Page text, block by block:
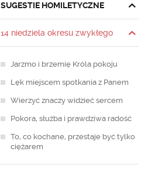
SUGESTIE HOMILETYCZNE
14 niedziela okresu zwykłego
Jarzmo i brzemię Króla pokoju
Lęk miejscem spotkania z Panem
Wierzyć znaczy widzieć sercem
Pokora, służba i prawdziwa radość
To, co kochane, przestaje być tylko
ciężarem